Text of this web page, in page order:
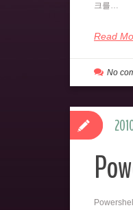
크를…
Read
No